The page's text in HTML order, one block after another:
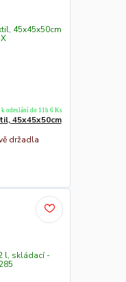
45x45x50cm
držadla
k odeslání do 11h 6 Ks